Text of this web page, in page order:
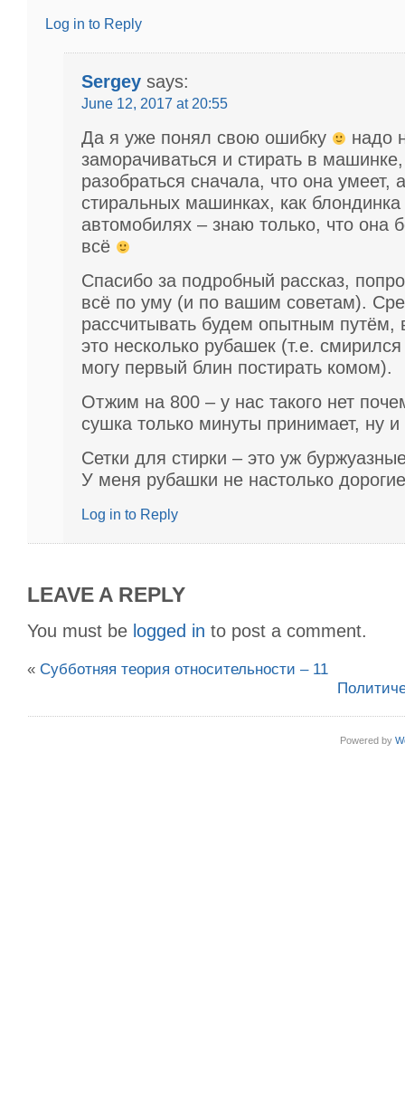
Log in to Reply
Sergey says:
June 12, 2017 at 20:55
Да я уже понял свою ошибку
надо
заморачиваться и стирать в
разобраться сначала, что она умеет,
стиральных машинках, как блондинка
автомобилях – знаю только, что она
всё
Спасибо за подробный рассказ,
всё по уму (и по вашим советам).
рассчитывать будем опытным
это несколько рубашек (т.е.
могу первый блин постирать комом).
Отжим на 800 – у нас такого нет
сушка только минуты принимает, ну и
Сетки для стирки – это уж
У меня рубашки не настолько
Log in to Reply
LEAVE A REPLY
You must be logged in to post a comment.
« Субботняя теория относительности – 11
Powered by